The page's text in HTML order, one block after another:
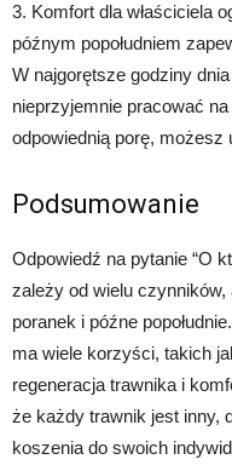
3. Komfort dla właściciela
późnym popołudniem
W najgorętsze godziny
nieprzyjemnie pracować
odpowiednią porę, możesz
Podsumowanie
Odpowiedź na pytanie “O
zależy od wielu
poranek i późne
ma wiele korzyści, takich
regeneracja trawnika i
że każdy trawnik jest inny,
koszenia do swoich